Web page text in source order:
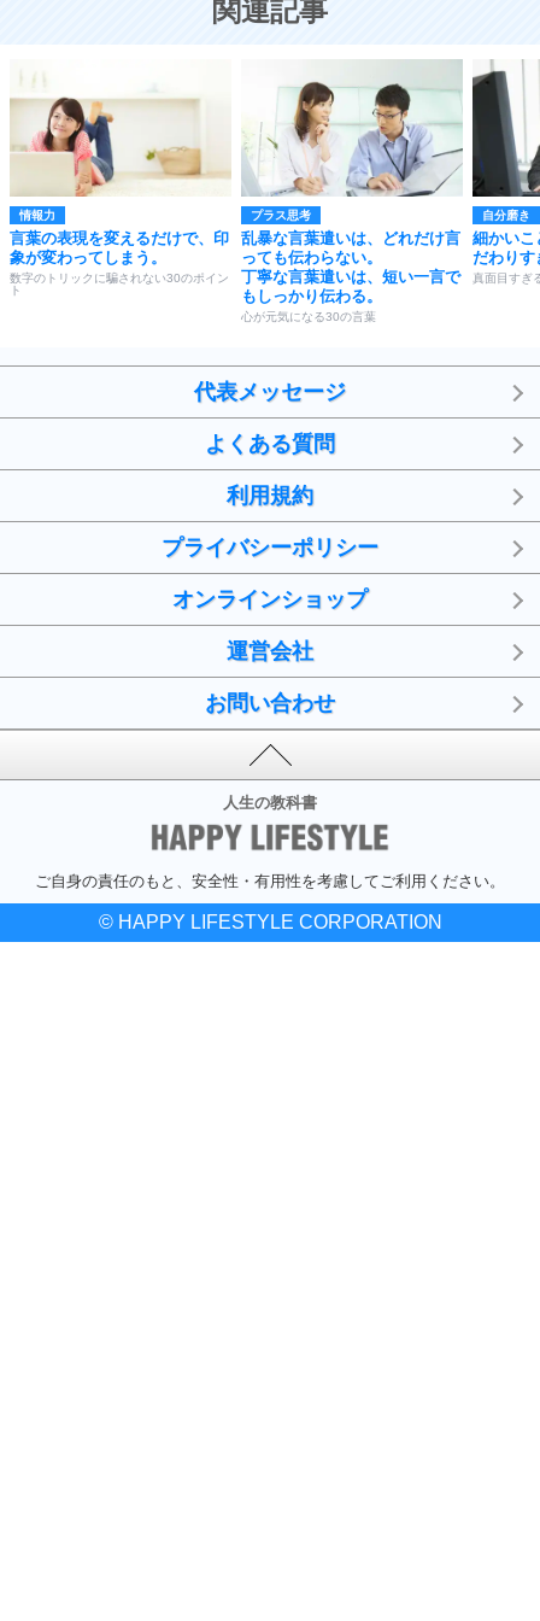
関連記事
情報力
言葉の表現を変えるだけで、印
象が変わってしまう。
数字のトリックに騙されない30のポイン
ト
プラス思考
乱暴な言葉遣いは、どれだけ言
っても伝わらない。
丁寧な言葉遣いは、短い一言で
もしっかり伝わる。
心が元気になる30の言葉
自分磨き
細かいこ
だわりす
真面目すぎ
代表メッセージ
よくある質問
利用規約
プライバシーポリシー
オンラインショップ
運営会社
お問い合わせ
人生の教科書
ご自身の責任のもと、安全性・有用性を考慮してご利用ください。
© HAPPY LIFESTYLE CORPORATION